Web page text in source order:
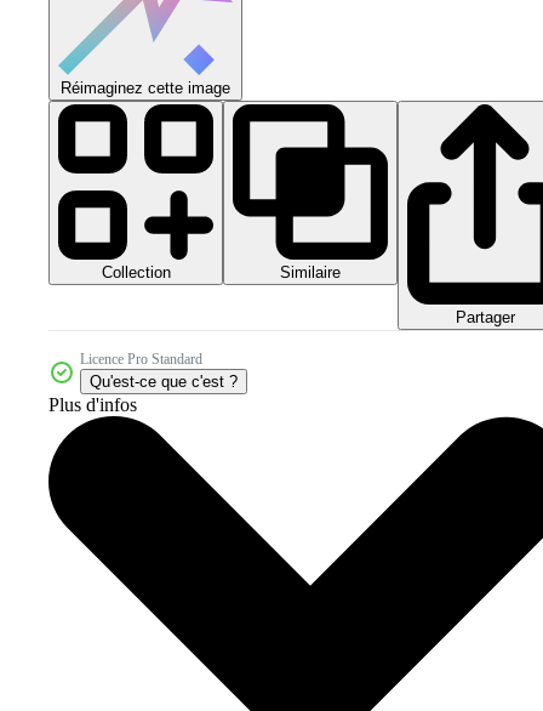
Réimaginez cette image
Collection Similaire
Partager
Licence Pro Standard
Qu'est-ce que c'est ?
Plus d'infos